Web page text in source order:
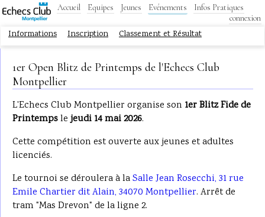
Accueil Equipes Jeunes Evénements
Infos Pratiques
connexion
Informations Inscription Classement et Résultat
1er Open Blitz de Printemps de l'Echecs Club
Montpellier
L'Echecs Club Montpellier organise son 1er Blitz Fide de
Printempslejeudi 14 mai 2026.
Cette compétition est ouverte aux jeunes et adultes
licenciés.
Le tournoi se déroulera à laSalle Jean Rosecchi, 31 rue
Emile Chartier dit Alain, 34070 Montpellier. Arrêt de
tram "Mas Drevon" de la ligne 2.